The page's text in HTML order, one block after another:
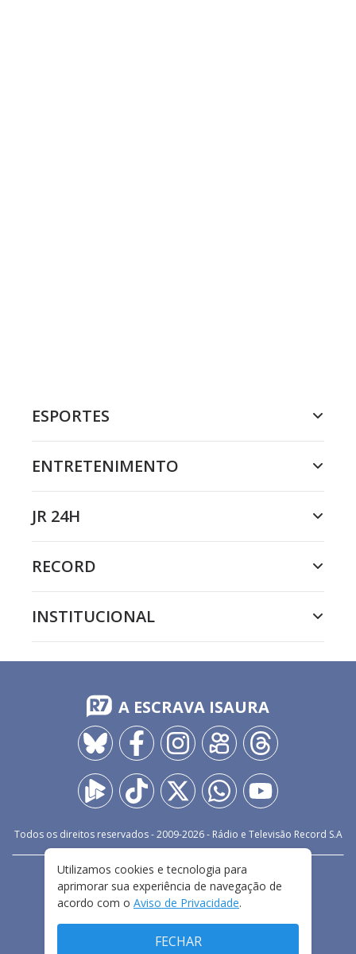
ESPORTES
ENTRETENIMENTO
JR 24H
RECORD
INSTITUCIONAL
A ESCRAVA ISAURA
Todos os direitos reservados - 2009-2026- Rádio e Televisão Record S.A
FALE CONOSCO
PRIVACIDADE
TERMOS E CONDIÇÕES DE USO
Utilizamos cookies e tecnologia para
aprimorar sua experiência de navegação de
acordo com o Aviso de Privacidade.
FECHAR